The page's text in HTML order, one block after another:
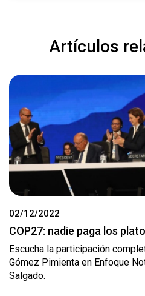
Artículos
02/12/2022
COP27: nadie paga los
Escucha la participación
Gómez Pimienta en Enfoque
Salgado.